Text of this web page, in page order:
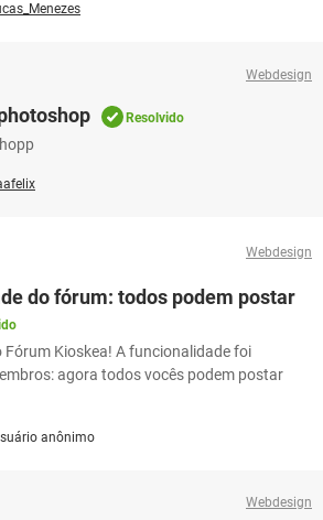
Webdesign
Resolvido
Webdesign
do fórum: todos podem postar
Fórum Kioskea! A funcionalidade foi
agora todos vocês podem postar
anônimo
Webdesign